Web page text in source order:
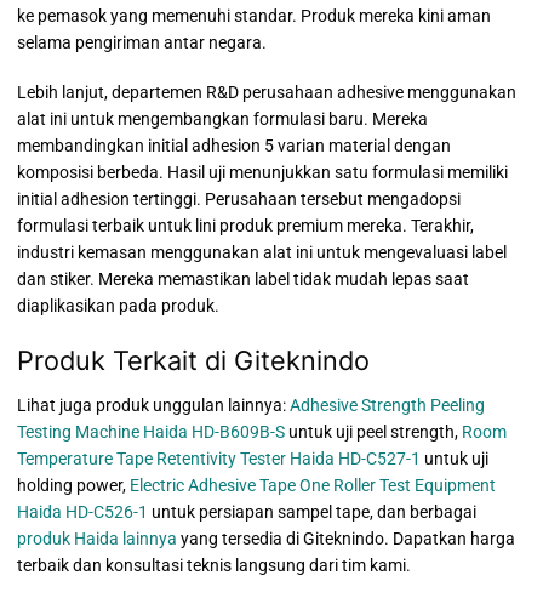
ke pemasok yang memenuhi standar. Produk mereka kini aman
selama pengiriman antar negara.
Lebih lanjut, departemen R&D perusahaan adhesive menggunakan
alat ini untuk mengembangkan formulasi baru. Mereka
membandingkan initial adhesion 5 varian material dengan
komposisi berbeda. Hasil uji menunjukkan satu formulasi memiliki
initial adhesion tertinggi. Perusahaan tersebut mengadopsi
formulasi terbaik untuk lini produk premium mereka. Terakhir,
industri kemasan menggunakan alat ini untuk mengevaluasi label
dan stiker. Mereka memastikan label tidak mudah lepas saat
diaplikasikan pada produk.
Produk Terkait di Giteknindo
Lihat juga produk unggulan lainnya:Adhesive Strength Peeling
Testing Machine Haida HD-B609B-S untuk uji peel strength, Room
Temperature Tape Retentivity Tester Haida HD-C527-1 untuk uji
holding power, Electric Adhesive Tape One Roller Test Equipment
Haida HD-C526-1 untuk persiapan sampel tape, dan berbagai
produk Haida lainnya yang tersedia di Giteknindo. Dapatkan harga
terbaik dan konsultasi teknis langsung dari tim kami.